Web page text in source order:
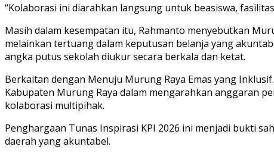
“Kolaborasi ini diarahkan langsung untuk beasiswa,
Masih dalam kesempatan itu, Rahmanto menyebutkan
melainkan tertuang dalam keputusan belanja yang
angka putus sekolah diukur secara berkala dan ketat.
Berkaitan dengan Menuju Murung Raya Emas yang
Kabupaten Murung Raya dalam mengarahkan anggaran
kolaborasi multipihak.
Penghargaan Tunas Inspirasi KPI 2026 ini menjadi bukti
daerah yang akuntabel.